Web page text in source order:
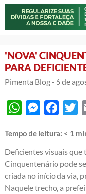
'NOVA'
PARA
Pimenta Blog - 6 de
WhatsAppMessenger
Tempo de leitura: < 1
Deficientes visuais que
Cinquentenário pode
criada no início da via,
Naquele trecho, a